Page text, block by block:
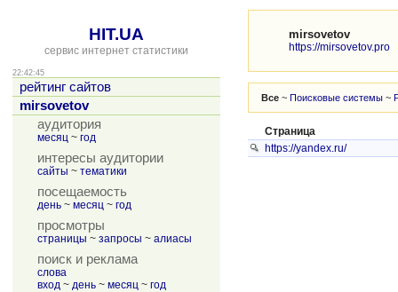
HIT.UA
сервис интернет статистики
22:42:45
рейтинг сайтов
mirsovetov
аудитория
месяц ~ год
интересы аудитории
сайты ~ тематики
посещаемость
день ~ месяц ~ год
просмотры
страницы ~ запросы ~ алиасы
поиск и реклама
слова
вход ~ день ~ месяц ~ год
mirsovetov
https://mirsovetov.pro
Все ~ Поисковые системы ~
Страница
https://yandex.ru/